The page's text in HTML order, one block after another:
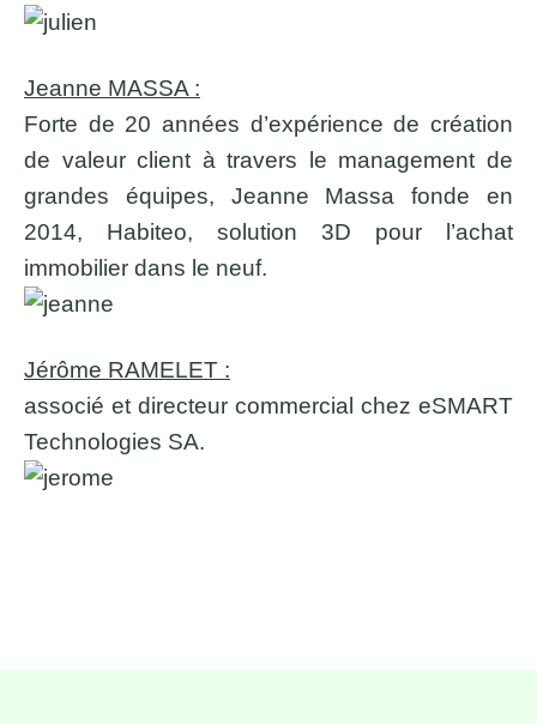
Jeanne MASSA :
Forte de 20 années d’expérience de création
de valeur client à travers le management de
grandes équipes, Jeanne Massa fonde en
2014, Habiteo, solution 3D pour l’achat
immobilier dans le neuf.
Jérôme RAMELET :
associé et directeur commercial chez eSMART
Technologies SA.